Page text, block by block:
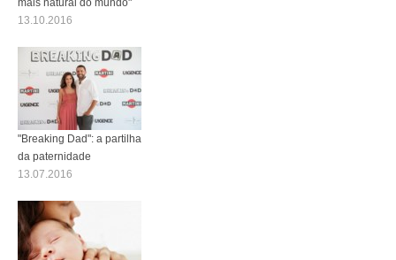
mais natural do mundo"
13.10.2016
"Breaking Dad": a partilha
da paternidade
13.07.2016